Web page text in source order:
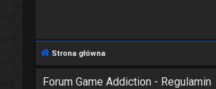
Strona główna
Forum Game Addiction - Regulamin